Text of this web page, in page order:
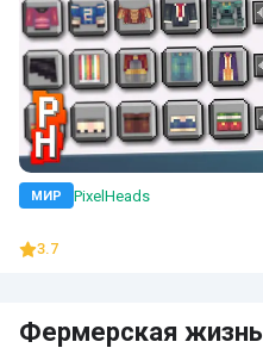
МИР PixelHeads
3.7
Фермерская жизнь